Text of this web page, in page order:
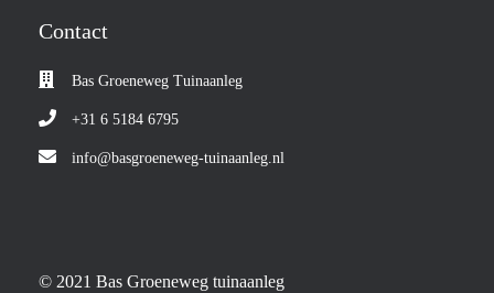
Contact
Bas Groeneweg Tuinaanleg
+31 6 5184 6795
info@basgroeneweg-tuinaanleg.nl
© 2021 Bas Groeneweg tuinaanleg